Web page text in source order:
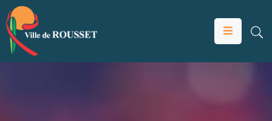
VOTRE